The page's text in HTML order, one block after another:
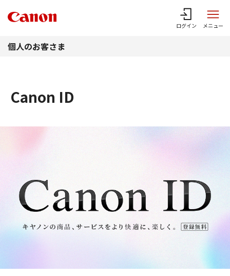
ログイン メニュー
個人のお客さま
Canon ID